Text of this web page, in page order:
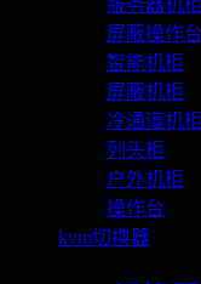
屏蔽操作台
智能机柜
屏蔽机柜
冷通道机柜
列头柜
户外机柜
操作台
kvm切换器